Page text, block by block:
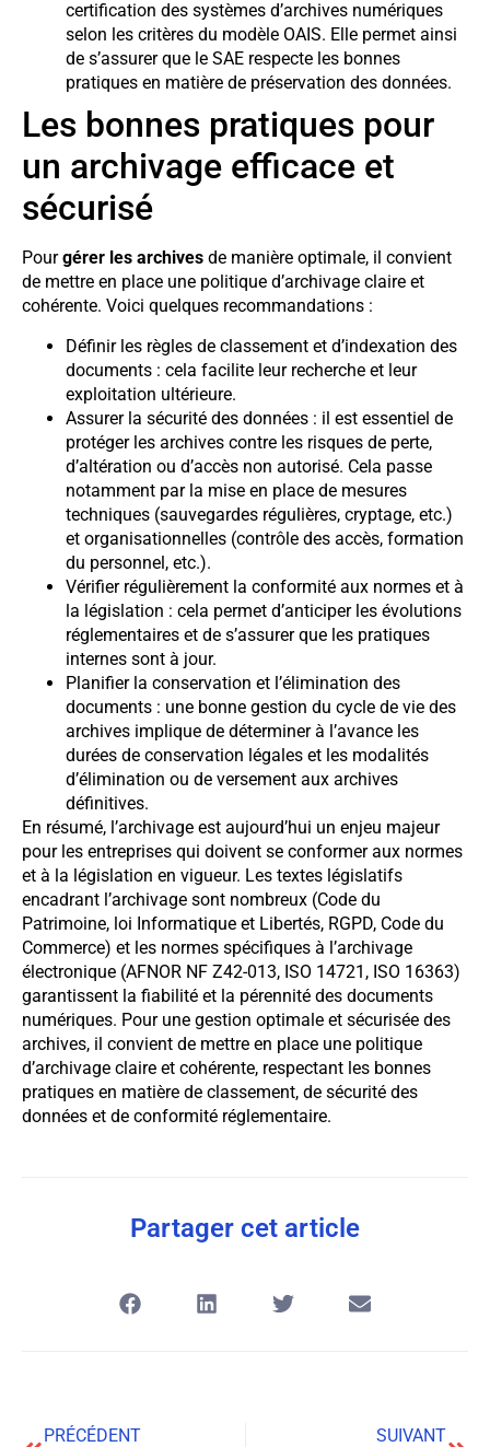
certification des systèmes d’archives numériques
selon les critères du modèle OAIS. Elle permet ainsi
de s’assurer que le SAE respecte les bonnes
pratiques en matière de préservation des données.
Les bonnes pratiques pour
un archivage efficace et
sécurisé
Pourgérer les archives de manière optimale, il convient
de mettre en place une politique d’archivage claire et
cohérente. Voici quelques recommandations :
Définir les règles de classement et d’indexation des
documents : cela facilite leur recherche et leur
exploitation ultérieure.
Assurer la sécurité des données : il est essentiel de
protéger les archives contre les risques de perte,
d’altération ou d’accès non autorisé. Cela passe
notamment par la mise en place de mesures
techniques (sauvegardes régulières, cryptage, etc.)
et organisationnelles (contrôle des accès, formation
du personnel, etc.).
Vérifier régulièrement la conformité aux normes et à
la législation : cela permet d’anticiper les évolutions
réglementaires et de s’assurer que les pratiques
internes sont à jour.
Planifier la conservation et l’élimination des
documents : une bonne gestion du cycle de vie des
archives implique de déterminer à l’avance les
durées de conservation légales et les modalités
d’élimination ou de versement aux archives
définitives.
En résumé, l’archivage est aujourd’hui un enjeu majeur
pour les entreprises qui doivent se conformer aux normes
et à la législation en vigueur. Les textes législatifs
encadrant l’archivage sont nombreux (Code du
Patrimoine, loi Informatique et Libertés, RGPD, Code du
Commerce) et les normes spécifiques à l’archivage
électronique (AFNOR NF Z42-013, ISO 14721, ISO 16363)
garantissent la fiabilité et la pérennité des documents
numériques. Pour une gestion optimale et sécurisée des
archives, il convient de mettre en place une politique
d’archivage claire et cohérente, respectant les bonnes
pratiques en matière de classement, de sécurité des
données et de conformité réglementaire.
Partager cet article
PRÉCÉDENT
SUIVANT